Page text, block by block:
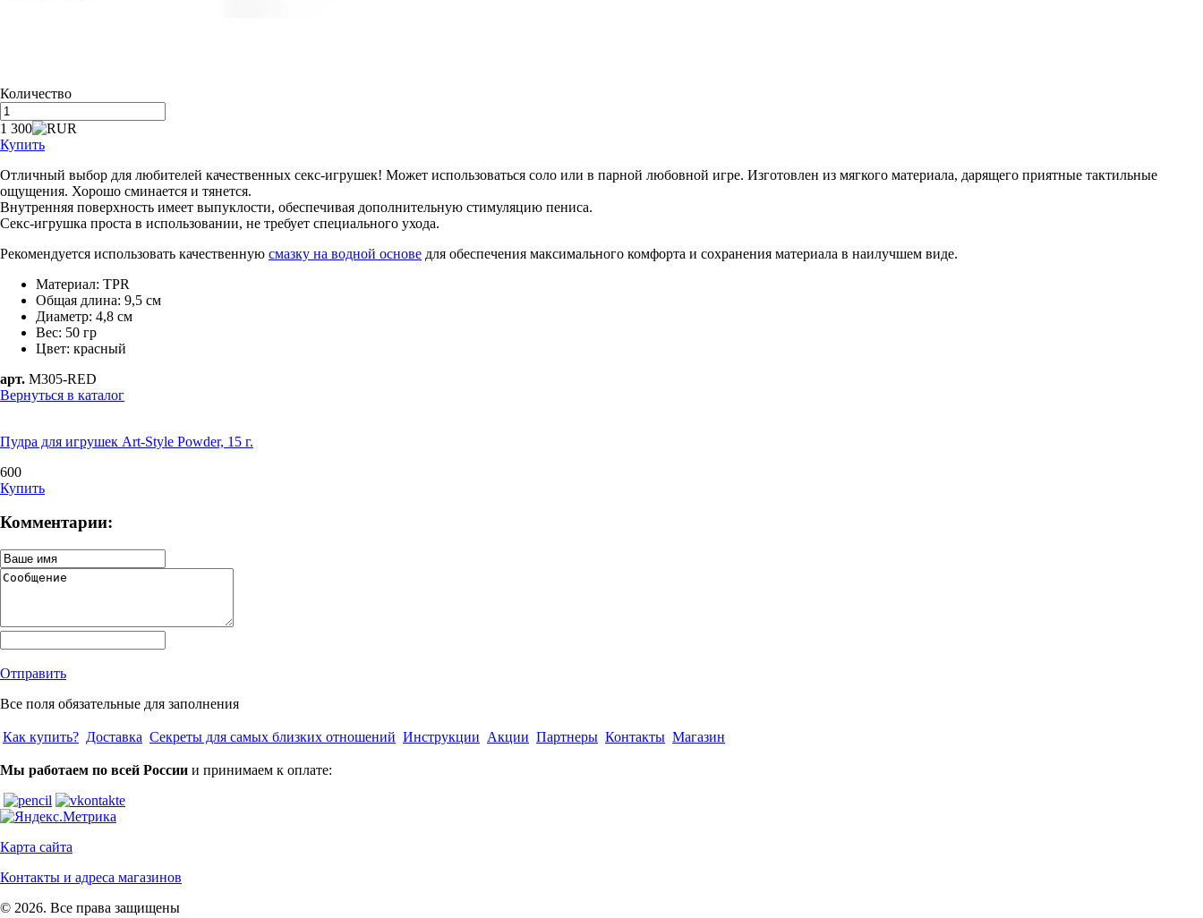
Количество
1 300
Купить
Отличный выбор для любителей качественных секс-игрушек! Может использоваться соло или в парной любовной игре. Изготовлен из мягкого материала, дарящего приятные тактильные
ощущения. Хорошо сминается и тянется.
Внутренняя поверхность имеет выпуклости, обеспечивая дополнительную стимуляцию пениса.
Секс-игрушка проста в использовании, не требует специального ухода.
Рекомендуется использовать качественную смазку на водной основе для обеспечения максимального комфорта и сохранения материала в наилучшем виде.
Материал: TPR
Общая длина: 9,5 см
Диаметр: 4,8 см
Вес: 50 гр
Цвет: красный
арт. M305-RED
Вернуться в каталог
Пудра для игрушек Art-Style Powder, 15 г.
600
Купить
Комментарии:
Отправить
Все поля обязательные для заполнения
Как купить? Доставка Секреты для самых близких отношений Инструкции Акции Партнеры Контакты Магазин
Мы работаем по всей России и принимаем к оплате:
Карта сайта
Контакты и адреса магазинов
© 2026. Все права защищены